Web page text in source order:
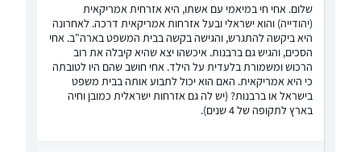
שלום. אחי חי במיאמי עם אשתו, היא אזרחית אמריקאית
(יהודייה) והוא ישראלי ובעל אזרחות אמריקאית דרכה. לאחרונה
היא ביקשה להתגרש, והגישה בקשה בבית המשפט בארה"ב. אחי
הסכים, והגיש גם ברבנות. איכשהו יצא שהיא קיבלה את רוב
הרכוש ומשמורת בלעדית על הילד. אחי חושב שהם היו לטובתה
כי היא אמריקאית. האם הוא יכול לתבוע אותה בבית משפט
בישראל או ברבנות? (יש לה גם אזרחות ישראלית כמובן וחיה
בארץ לתקופה של 4 שנים).